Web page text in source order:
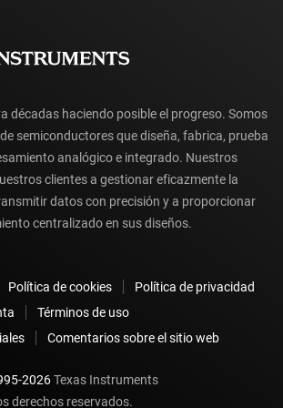
sobre la cuenta myTI
décadas haciendo posible el progreso. Somos
semiconductores que diseña, fabrica, prueba
analógico e integrado. Nuestros
clientes a gestionar eficazmente la
datos con precisión y a proporcionar
centralizado en sus diseños.
Política de cookies
Política de privacidad
Términos de uso
Comentarios sobre el sitio web
2026Texas Instruments
derechos reservados.